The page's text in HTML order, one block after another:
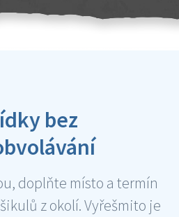
bez
doplňte místo a termín
z okolí. Vyřešmito je